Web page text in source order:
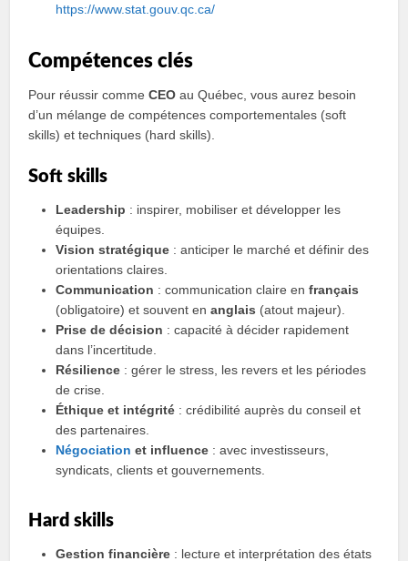
https://www.stat.gouv.qc.ca/
Compétences clés
Pour réussir commeCEO au Québec, vous aurez besoin
d’un mélange de compétences comportementales (soft
skills) et techniques (hard skills).
Soft skills
Leadership : inspirer, mobiliser et développer les
équipes.
Vision stratégique : anticiper le marché et définir des
orientations claires.
Communication : communication claire enfrançais
(obligatoire) et souvent enanglais (atout majeur).
Prise de décision : capacité à décider rapidement
dans l’incertitude.
Résilience : gérer le stress, les revers et les périodes
de crise.
Éthique et intégrité : crédibilité auprès du conseil et
des partenaires.
Négociation et influence : avec investisseurs,
syndicats, clients et gouvernements.
Hard skills
Gestion financière : lecture et interprétation des états